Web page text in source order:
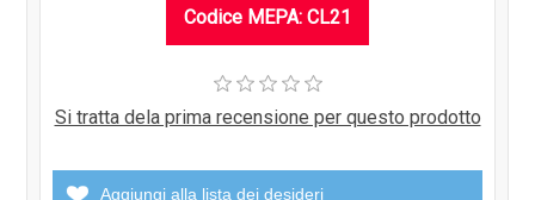
Codice MEPA: CL21
Si tratta dela prima recensione per questo prodotto